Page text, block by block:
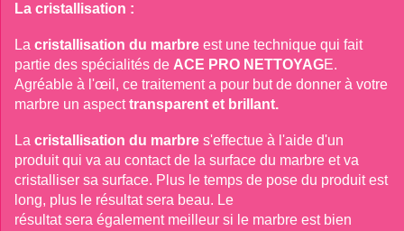
La cristallisation :
La cristallisation du marbre est une technique qui fait
partie des spécialités de ACE PRO NETTOYAGE.
Agréable à l'œil, ce traitement a pour but de donner à votre
marbre un aspect transparent et brillant.
La cristallisation du marbre s'effectue à l'aide d'un
produit qui va au contact de la surface du marbre et va
cristalliser sa surface. Plus le temps de pose du produit est
long, plus le résultat sera beau. Le
résultat sera également meilleur si le marbre est bien